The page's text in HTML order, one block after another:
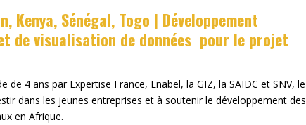
Kenya, Sénégal, Togo | Développement
de visualisation de données pour le projet
4 ans par Expertise France, Enabel, la GIZ, la SAIDC et SNV, le
dans les jeunes entreprises et à soutenir le développement des
en Afrique.